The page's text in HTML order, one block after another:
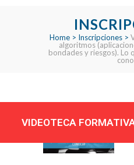
Home> Inscripciones>
algoritmos
bondades y riesgos). Lo
VIDEOTECA